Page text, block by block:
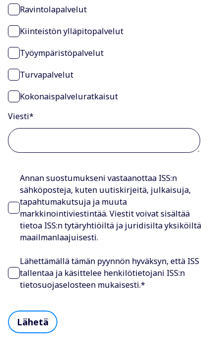
Ravintolapalvelut
Kiinteistön ylläpitopalvelut
Työympäristöpalvelut
Turvapalvelut
Kokonaispalveluratkaisut
Viesti*
Annan suostumukseni vastaanottaa ISS:n
sähköposteja, kuten uutiskirjeitä, julkaisuja,
tapahtumakutsuja ja muuta
markkinointiviestintää. Viestit voivat sisältää
tietoa ISS:n tytäryhtiöiltä ja juridisilta yksiköiltä
maailmanlaajuisesti.
Lähettämällä tämän pyynnön hyväksyn, että ISS
tallentaa ja käsittelee henkilötietojani ISS:n
tietosuojaselosteen mukaisesti.*